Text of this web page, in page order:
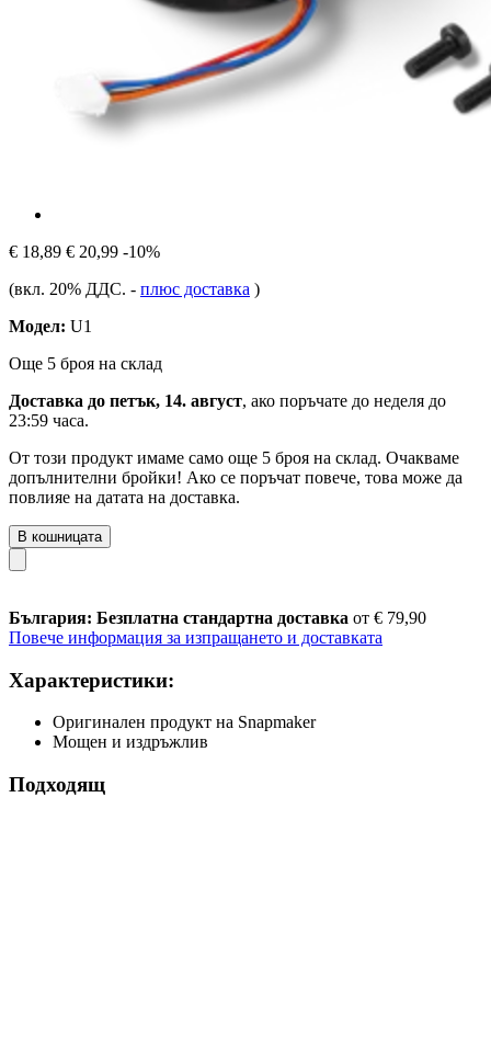
€ 18,89 € 20,99 -10%
(вкл. 20% ДДС. - плюс доставка )
Модел: U1
Още 5 броя на склад
Доставка до петък, 14. август, ако поръчате до неделя до
23:59 часа.
От този продукт имаме само още 5 броя на склад. Очакваме
допълнителни бройки! Ако се поръчат повече, това може да
повлияе на датата на доставка.
В кошницата
България: Безплатна стандартна доставка от € 79,90
Повече информация за изпращането и доставката
Характеристики:
Оригинален продукт на Snapmaker
Мощен и издръжлив
Подходящ